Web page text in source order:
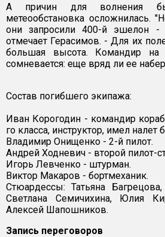
А причин для волнения
метеообстановка осложнилась.
они запросили 400-й эшелон
отмечает Герасимов. - Для их
большая высота. Командир
сомневается: еще вряд ли ее
Состав погибшего экипажа:
Иван Корогодин - командир
го класса, инструктор, имел налет
Владимир Онищенко - 2-й пилот.
Андрей Ходневич - второй пилот-
Игорь Левченко - штурман.
Виктор Макаров - бортмеханик.
Стюардессы: Татьяна
Светлана Семичихина, Юлия
Алексей Шапошников.
Запись переговоров